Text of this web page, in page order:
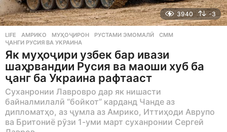
3940 -3
LIFE АМРИКО ,МУҲОҶИРОН ,РУСТАМИ ЭМОМАЛӢ ,СММ
ҶАНГИ РУСИЯ ВА УКРАИНА
Як муҳоҷири узбек бар ивази
шаҳрвандии Русия ва маоши хуб ба
ҷанг ба Украина рафтааст
Суханронии Лавровро дар як нишасти
байналмилалӣ “бойкот” карданд Чанде аз
дипломатҳо, аз ҷумла аз Амрико, Иттиҳоди Аврупо
ва Бритониё рӯзи 1-уми март суханронии Сергей